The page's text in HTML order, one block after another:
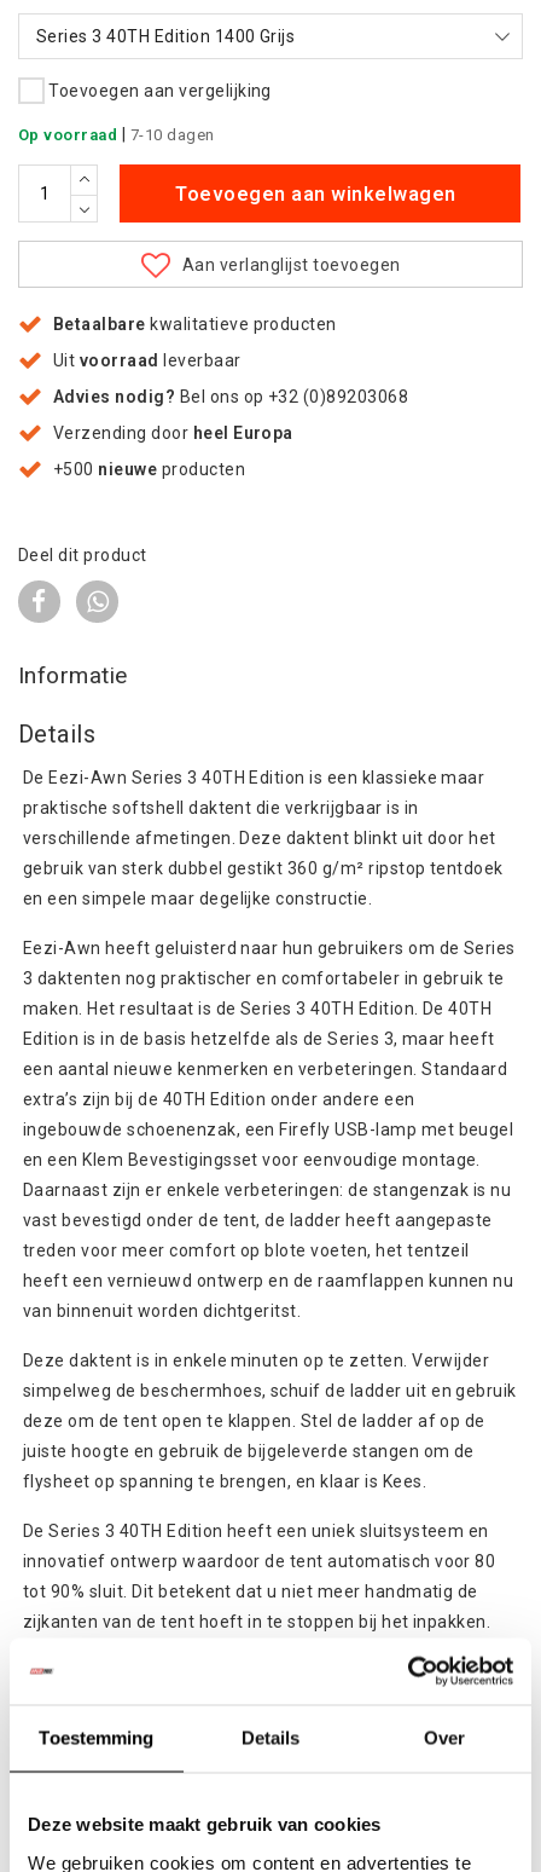
Toestemming Details Over
Deze website maakt gebruik van cookies
We gebruiken cookies om content en advertenties te
Series 3 40TH Edition 1400 Grijs
Toevoegen aan vergelijking
Op voorraad 7-10 dagen
Toevoegen aan winkelwagen
Aan verlanglijst toevoegen
Betaalbare kwalitatieve producten
Uit voorraad
leverbaar
Advies nodig? Bel ons op +32 (0)89203068
Verzending door heel Europa
+500 nieuwe producten
Deel dit product
Informatie
Details
De Eezi-Awn Series 3 40TH Edition is een klassieke maar
praktische softshell daktent die verkrijgbaar is in
verschillende afmetingen. Deze daktent blinkt uit door het
gebruik van sterk dubbel gestikt 360 g/m² ripstop tentdoek
en een simpele maar degelijke constructie.
Eezi-Awn heeft geluisterd naar hun gebruikers om de Series
3 daktenten nog praktischer en comfortabeler in gebruik te
maken. Het resultaat is de Series 3 40TH Edition. De 40TH
Edition is in de basis hetzelfde als de Series 3, maar heeft
een aantal nieuwe kenmerken en verbeteringen. Standaard
extra’s zijn bij de 40TH Edition onder andere een
ingebouwde schoenenzak, een Firefly USB-lamp met beugel
en een Klem Bevestigingsset voor eenvoudige montage.
Daarnaast zijn er enkele verbeteringen: de stangenzak is nu
vast bevestigd onder de tent, de ladder heeft aangepaste
treden voor meer comfort op blote voeten, het tentzeil
heeft een vernieuwd ontwerp en de raamflappen kunnen nu
van binnenuit worden dichtgeritst.
Deze daktent is in enkele minuten op te zetten. Verwijder
simpelweg de beschermhoes, schuif de ladder uit en gebruik
deze om de tent open te klappen. Stel de ladder af op de
juiste hoogte en gebruik de bijgeleverde stangen om de
flysheet op spanning te brengen, en klaar is Kees.
De Series 3 40TH Edition heeft een uniek sluitsysteem en
innovatief ontwerp waardoor de tent automatisch voor 80
tot 90% sluit. Dit betekent dat u niet meer handmatig de
zijkanten van de tent hoeft in te stoppen bij het inpakken.
Eezi-Awn producten weerspiegelen meer dan 40 jaar
accessoires. Alle producten worden in eigen huis ontworpen
kampeeruitrusting naar een hoger niveau te tillen en deze
functioneler en praktischer te maken.